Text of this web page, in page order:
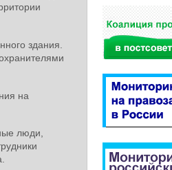
здания.
на
люди,